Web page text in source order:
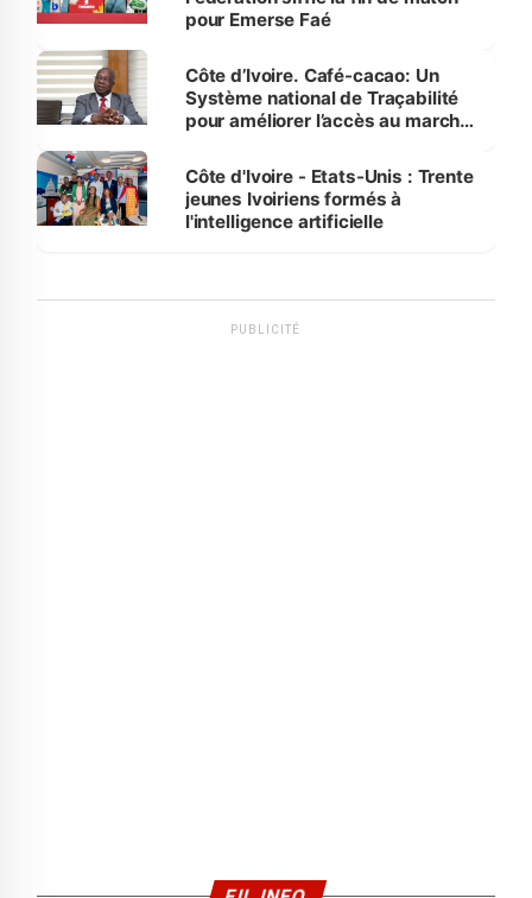
pour Emerse Faé
Côte d’Ivoire. Café-cacao: Un
Système national de Traçabilité
pour améliorer l’accès au marché
Côte d'Ivoire - Etats-Unis : Trente
jeunes Ivoiriens formés à
l'intelligence artificielle
PUBLICITÉ